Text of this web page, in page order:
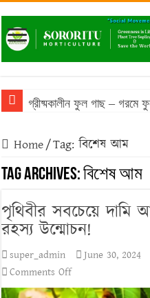
গ্রীষ্মকালীন ফুল গাছ – গরমে
Home/Tag:বিশেষ আম
Tag Archives:বিশেষ আম
পৃথিবীর সবচেয়ে দামি
রহস্য উন্মোচন!
super_admin June 30, 2024
Comments Offon
পৃথিবীর